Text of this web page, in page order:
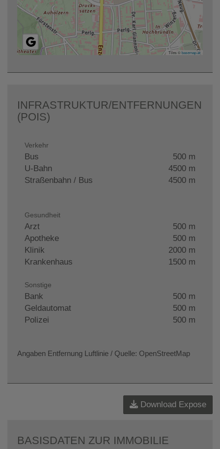
Tiles ©basemap.at
INFRASTRUKTUR/ENTFERNUNGEN
(POIS)
Verkehr
Bus
500 m
U-Bahn
4500 m
Straßenbahn / Bus
4500 m
Gesundheit
Arzt
500 m
Apotheke
500 m
Klinik
2000 m
Krankenhaus
1500 m
Sonstige
Bank
500 m
Geldautomat
500 m
Polizei
500 m
Angaben Entfernung Luftlinie / Quelle: OpenStreetMap
Download Expose
BASISDATEN ZUR IMMOBILIE